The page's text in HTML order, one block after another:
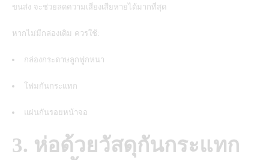
ขนส่ง จะช่วยลดความเสี่ยงเสียหายได้มากที่สุด
หากไม่มีกล่องเดิม ควรใช้:
กล่องกระดาษลูกฟูกหนา
โฟมกันกระแทก
แผ่นกันรอยหน้าจอ
3. ห่อด้วยวัสดุกันกระแทก